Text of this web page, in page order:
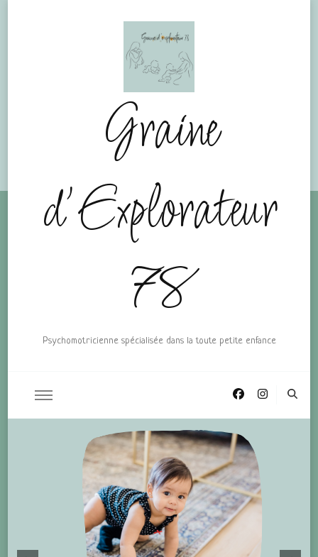
Graine
d'Explorateur
78
Psychomotricienne spécialisée dans la toute petite enfance